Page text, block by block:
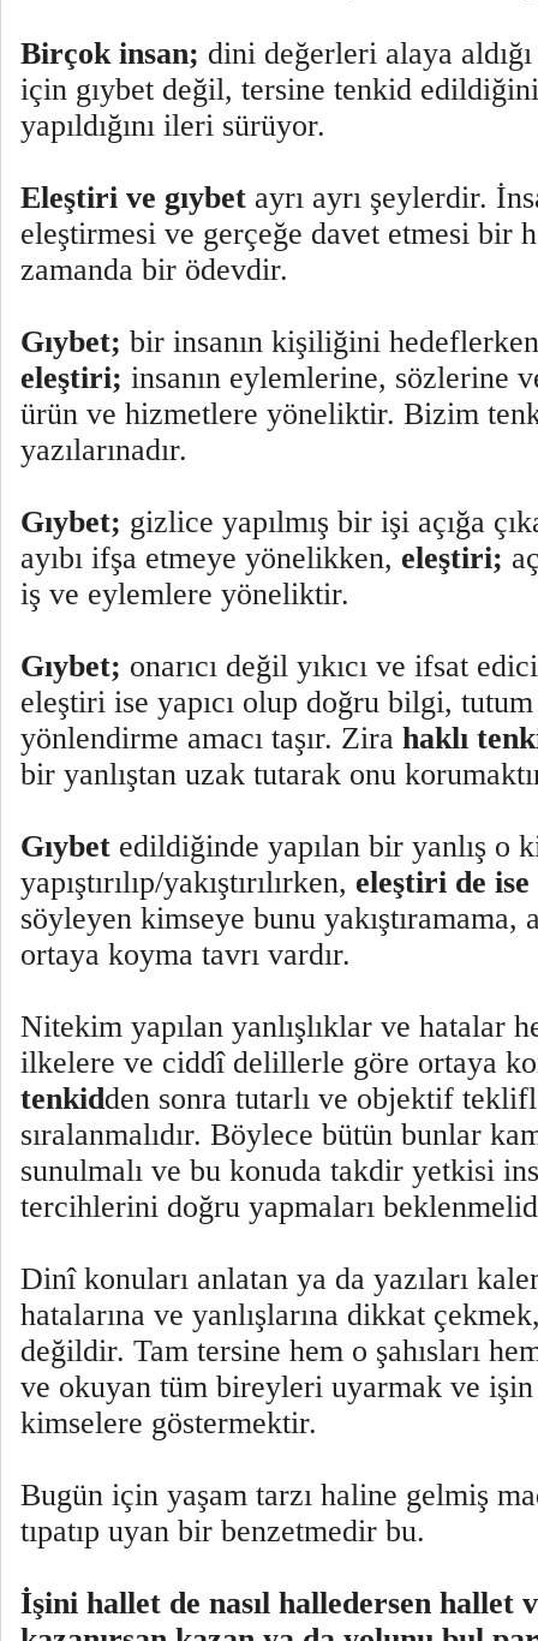
Birçok insan; dini değerleri alaya
için gıybet değil, tersine tenkid
yapıldığını ileri sürüyor.
Eleştiri ve gıybet ayrı ayrı şeylerdir.
eleştirmesi ve gerçeğe davet etmesi bir
zamanda bir ödevdir.
Gıybet; bir insanın kişiliğini
eleştiri; insanın eylemlerine, sözlerine
ürün ve hizmetlere yöneliktir. Bizim
yazılarınadır.
Gıybet; gizlice yapılmış bir işi açığa
ayıbı ifşa etmeye yönelikken, eleştiri;
iş ve eylemlere yöneliktir.
Gıybet; onarıcı değil yıkıcı ve ifsat
eleştiri ise yapıcı olup doğru bilgi, tutum
yönlendirme amacı taşır. Zira haklı
bir yanlıştan uzak tutarak onu
Gıybet edildiğinde yapılan bir yanlış o
yapıştırılıp/yakıştırılırken, eleştiri de ise
söyleyen kimseye bunu yakıştıramama,
ortaya koyma tavrı vardır.
Nitekim yapılan yanlışlıklar ve hatalar
ilkelere ve ciddî delillerle göre ortaya
tenkidden sonra tutarlı ve objektif
sıralanmalıdır. Böylece bütün bunlar
sunulmalı ve bu konuda takdir yetkisi
tercihlerini doğru yapmaları
Dinî konuları anlatan ya da yazıları
hatalarına ve yanlışlarına dikkat
değildir. Tam tersine hem o şahısları
ve okuyan tüm bireyleri uyarmak ve
kimselere göstermektir.
Bugün için yaşam tarzı haline gelmiş
tıpatıp uyan bir benzetmedir bu.
İşini hallet de nasıl halledersen hallet